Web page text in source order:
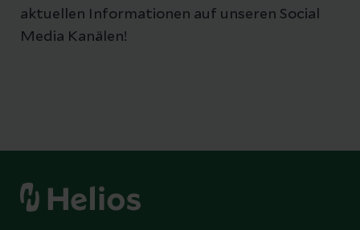
aktuellen Informationen auf unseren Social
Media Kanälen!